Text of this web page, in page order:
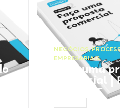
NEGÓCIOS,
EMPRESARIAIS
Faça uma
comercial
ChatGPT